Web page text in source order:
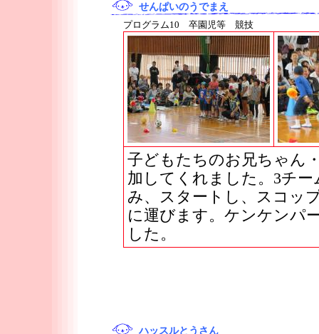
せんぱいのうでまえ
プログラム10 卒園児等 競技
子どもたちのお兄ちゃん
加してくれました。3チ
み、スタートし、スコッ
に運びます。ケンケンパ
した。
ハッスルとうさん